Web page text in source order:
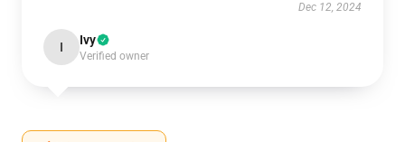
Dec 12, 2024
I Ivy
Verified owner